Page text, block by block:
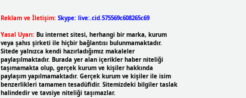
Reklam ve İletişim: Skype: live:.cid.575569c608265c69
Yasal Uyarı: Bu internet sitesi, herhangi bir marka, kurum
veya şahıs şirketi ile hiçbir bağlantısı bulunmamaktadır.
Sitede yalnızca kendi hazırladığımız makaleler
paylaşılmaktadır. Burada yer alan içerikler haber niteliği
taşımamakta olup, gerçek kurum ve kişiler hakkında
paylaşım yapılmamaktadır. Gerçek kurum ve kişiler ile isim
benzerlikleri tamamen tesadüfidir. Sitemizdeki bilgiler taslak
halindedir ve tavsiye niteliği taşımazlar.